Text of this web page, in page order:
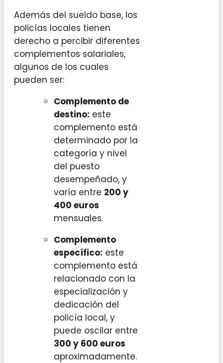
Además del sueldo base, los
policías locales tienen
derecho a percibir diferentes
complementos salariales,
algunos de los cuales
pueden ser:
Complemento de
destino: este
complemento está
determinado por la
categoría y nivel
del puesto
desempeñado, y
varía entre 200 y
400 euros
mensuales.
Complemento
específico: este
complemento está
relacionado con la
especialización y
dedicación del
policía local, y
puede oscilar entre
300 y 600 euros
aproximadamente.